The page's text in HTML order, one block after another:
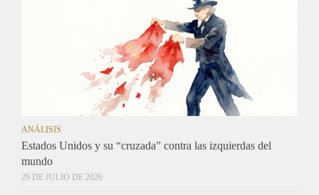
ANÁLISIS
Estados Unidos y su “cruzada” contra las izquierdas del
mundo
29 DE JULIO DE 2026